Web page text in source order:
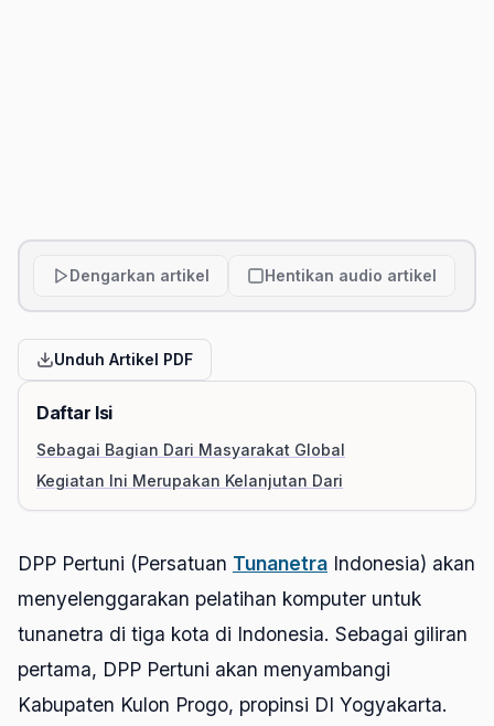
Dengarkan artikel Hentikan audio artikel
Unduh Artikel PDF
Daftar Isi
Sebagai Bagian Dari Masyarakat Global
Kegiatan Ini Merupakan Kelanjutan Dari
DPP Pertuni (Persatuan Tunanetra Indonesia) akan
menyelenggarakan pelatihan komputer untuk
tunanetra di tiga kota di Indonesia. Sebagai giliran
pertama, DPP Pertuni akan menyambangi
Kabupaten Kulon Progo, propinsi DI Yogyakarta.